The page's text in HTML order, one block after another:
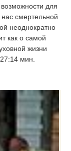
для
смертельной
неоднократно
как о самой
жизни
мин.